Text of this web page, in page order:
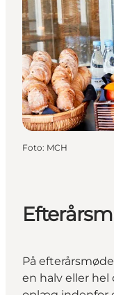
Foto: MCH
På
en halv eller